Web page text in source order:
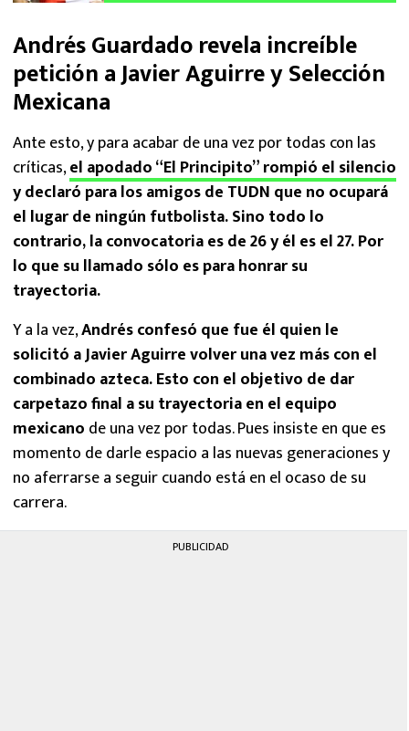
Andrés Guardado revela increíble
petición a Javier Aguirre y Selección
Mexicana
Ante esto, y para acabar de una vez por todas con las
críticas,el apodado “El Principito” rompió el silencio
y declaró para los amigos de TUDN que no ocupará
el lugar de ningún futbolista. Sino todo lo
contrario, la convocatoria es de 26 y él es el 27. Por
lo que su llamado sólo es para honrar su
trayectoria.
Y a la vez,Andrés confesó que fue él quien le
solicitó a Javier Aguirre volver una vez más con el
combinado azteca. Esto con el objetivo de dar
carpetazo final a su trayectoria en el equipo
mexicano de una vez por todas. Pues insiste en que es
momento de darle espacio a las nuevas generaciones y
no aferrarse a seguir cuando está en el ocaso de su
carrera.
PUBLICIDAD